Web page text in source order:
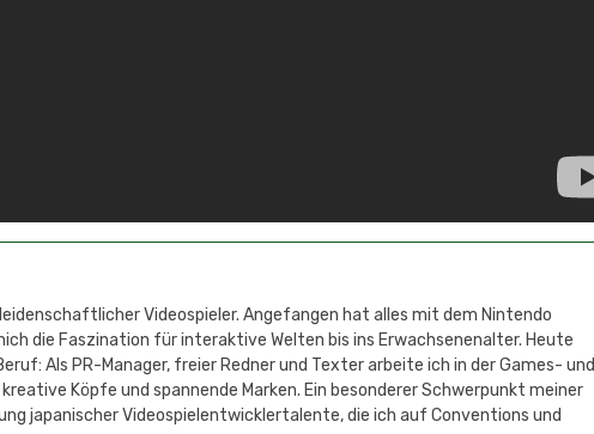
Videospieler. Angefangen hat alles mit dem Nintendo
die Faszination für interaktive Welten bis ins Erwachsenenalter. Heute
Als PR-Manager, freier Redner und Texter arbeite ich in der Games- und
Köpfe und spannende Marken. Ein besonderer Schwerpunkt meiner
japanischer Videospielentwicklertalente, die ich auf Conventions und